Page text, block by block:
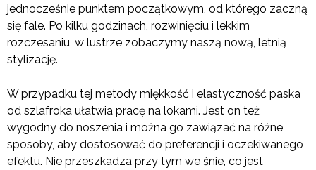
jednocześnie punktem początkowym, od którego zaczną
się fale. Po kilku godzinach, rozwinięciu i lekkim
rozczesaniu, w lustrze zobaczymy naszą nową, letnią
stylizację.
W przypadku tej metody miękkość i elastyczność paska
od szlafroka ułatwia pracę na lokami. Jest on też
wygodny do noszenia i można go zawiązać na różne
sposoby, aby dostosować do preferencji i oczekiwanego
efektu. Nie przeszkadza przy tym we śnie, co jest